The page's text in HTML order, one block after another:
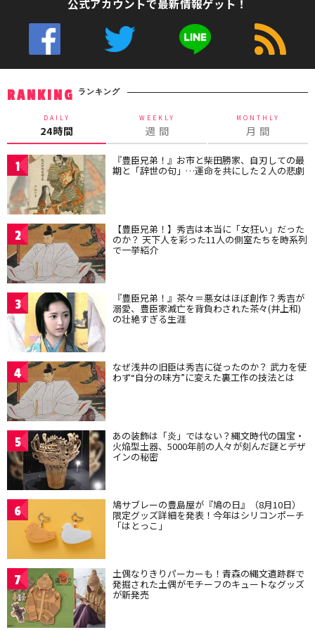
公式アカウントで最新情報ゲット！
RANKING ランキング
DAILY
24時間
WEEKLY
週 間
MONTHLY
月 間
1 『豊臣兄弟！』お市と柴田勝家、自刃しての最
期と「辞世の句」…運命を共にした２人の悲劇
2 【豊臣兄弟！】秀吉は本当に「女狂い」だった
のか？ 天下人を彩った11人の側室たちを時系列
で一挙紹介
3 『豊臣兄弟！』茶々＝悪女はほぼ創作？秀吉が
溺愛、豊臣家滅亡を背負わされた茶々(井上和)
の壮絶すぎる生涯
4 なぜ浅井の旧臣は秀吉に従ったのか？ 武力を使
わず“自分の味方”に変えた裏工作の技法とは
5 あの装飾は「炎」ではない？縄文時代の国宝・
火焔型土器、5000年前の人々が刻んだ謎とデザ
インの秘密
6 鳩サブレーの豊島屋が『鳩の日』（8月10日）
限定グッズ詳細を発表！今年はシリコンポーチ
「はとっこ」
7 土偶なりきりパーカーも！青森の縄文遺跡群で
発掘された土偶がモチーフのキュートなグッズ
が新発売